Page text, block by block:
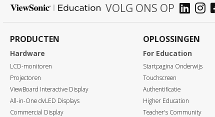
VOLG ONS OP
PRODUCTEN
Hardware
LCD-monitoren
Projectoren
ViewBoard Interactive Display
All-in-One dvLED Displays
Commercial Display
OPLOSSINGEN
For Education
Startpagina Onderwijs
Touchscreen
Authentificatie
Higher Education
Teacher's Community